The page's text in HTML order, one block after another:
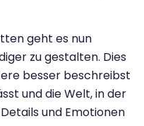
geht es nun
zu gestalten. Dies
besser beschreibst
und die Welt, in der
und Emotionen